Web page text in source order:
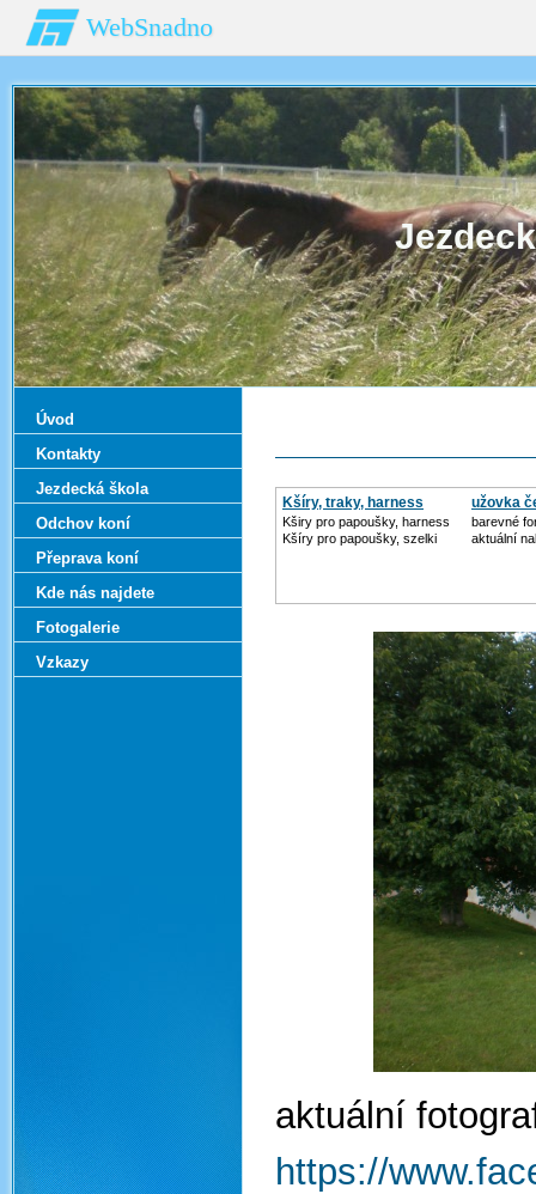
WebSnadno
Kšíry, traky, harness
Kširy pro papoušky, harness
Kšíry pro papoušky, szelki
užovka
barevné
aktuální
aktuální
https://
Úvod
Kontakty
Jezdecká škola
Odchov koní
Přeprava koní
Kde nás najdete
Fotogalerie
Vzkazy